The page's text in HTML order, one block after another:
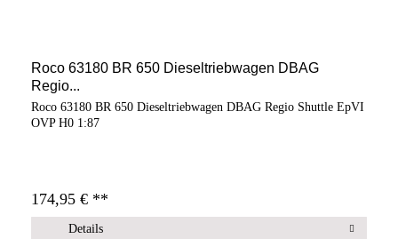
Roco 63180 BR 650 Dieseltriebwagen DBAG
Regio...
Roco 63180 BR 650 Dieseltriebwagen DBAG Regio Shuttle EpVI
OVP H0 1:87
174,95 € **
Details